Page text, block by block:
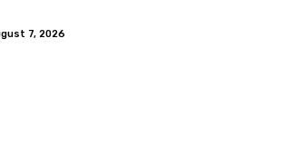
7, 2026